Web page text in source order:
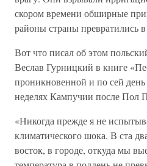
скором времени обширные
районы страны превратились
Вот что писал об этом
Веслав Гурницкий в книге
проникновенной и по сей
неделях Кампучии после Пол
«Никогда прежде я не
климатического шока. В ста
восток, в городе, откуда мы